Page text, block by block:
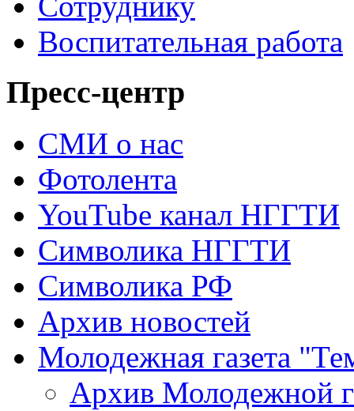
Воспитательная работа
Пресс-центр
СМИ о нас
Фотолента
YouTube канал НГГТИ
Символика НГГТИ
Символика РФ
Архив новостей
Молодежная газета
Архив Молодежной